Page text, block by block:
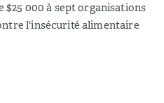
$25 000 à sept organisations
l'insécurité alimentaire